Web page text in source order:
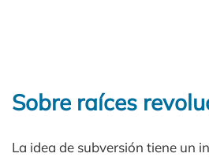
Sobre raíces
La idea de subversión tiene un